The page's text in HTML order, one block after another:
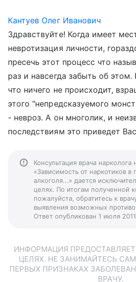
Кантуев Олег Иванович
Здравствуйте! Когда имеет
невротизация личности,
пресечь этот процесс что
раз и навсегда забыть об
что ничего не происходит,
этого "непредсказуемого
- невроз. А он многолик, и
последствиям это приведет
Консультация врача нарколога
«Зависимость от наркотиков в
алкоголя...» дается
целях. По итогам полученной
пожалуйста, обратитесь к
выявления возможных
Ответ опубликован 1 июля 2011
ИНФОРМАЦИЯ
ЦЕЛЯХ. НЕ ЗАНИМАЙТЕСЬ
ПЕРВЫХ ПРИЗНАКАХ
ВРАЧУ.